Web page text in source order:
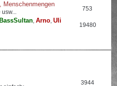
Menschenmengen
usw...
BassSultan,Arno,Uli
753
19480
3944